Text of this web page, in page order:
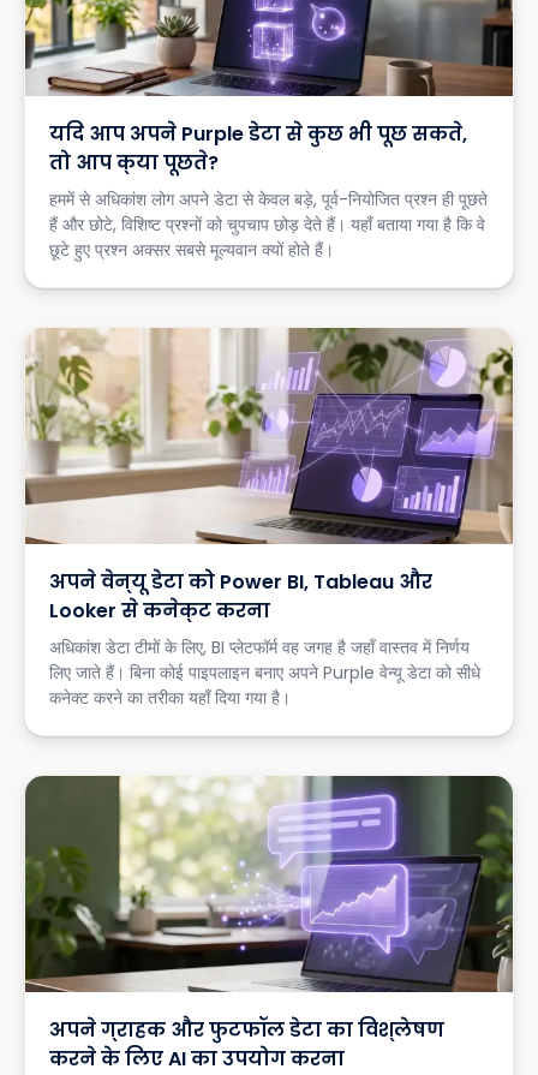
यदि आप अपने Purple डेटा से कुछ भी पूछ सकते,
तो आप क्या पूछते?
हममें से अधिकांश लोग अपने डेटा से केवल बड़े, पूर्व-नियोजित प्रश्न ही पूछते
हैं और छोटे, विशिष्ट प्रश्नों को चुपचाप छोड़ देते हैं। यहाँ बताया गया है कि वे
छूटे हुए प्रश्न अक्सर सबसे मूल्यवान क्यों होते हैं।
अपने वेन्यू डेटा को Power BI, Tableau और
Looker से कनेक्ट करना
अधिकांश डेटा टीमों के लिए, BI प्लेटफॉर्म वह जगह है जहाँ वास्तव में निर्णय
लिए जाते हैं। बिना कोई पाइपलाइन बनाए अपने Purple वेन्यू डेटा को सीधे
कनेक्ट करने का तरीका यहाँ दिया गया है।
अपने ग्राहक और फुटफॉल डेटा का विश्लेषण
करने के लिए AI का उपयोग करना